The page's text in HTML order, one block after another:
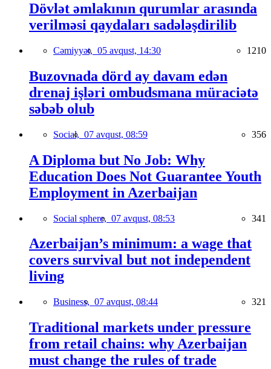
Dövlət əmlakının qurumlar arasında
verilməsi qaydaları sadələşdirilib
Cəmiyyət, 05 avqust, 14:30 1210
Buzovnada dörd ay davam edən
drenaj işləri ombudsmana müraciətə
səbəb olub
Social, 07 avqust, 08:59 356
A Diploma but No Job: Why
Education Does Not Guarantee Youth
Employment in Azerbaijan
Social sphere, 07 avqust, 08:53 341
Azerbaijan’s minimum: a wage that
covers survival but not independent
living
Business, 07 avqust, 08:44 321
Traditional markets under pressure
from retail chains: why Azerbaijan
must change the rules of trade